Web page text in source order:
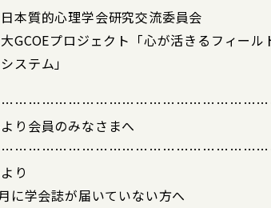
本質的心理学会研究交流委員会
GCOEプロジェクト「心が活きるフィー
ステム」
会員のみなさまへ
り
に学会誌が届いていない方へ